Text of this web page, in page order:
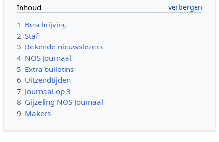
Inhoud
1 Beschrijving
2 Staf
3 Bekende nieuwslezers
4 NOS Journaal
5 Extra bulletins
6 Uitzendtijden
7 Journaal op 3
8 Gijzeling NOS Journaal
9 Makers